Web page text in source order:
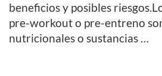
beneficios y posibles
pre-workout o pre-entreno
nutricionales o sustancias …